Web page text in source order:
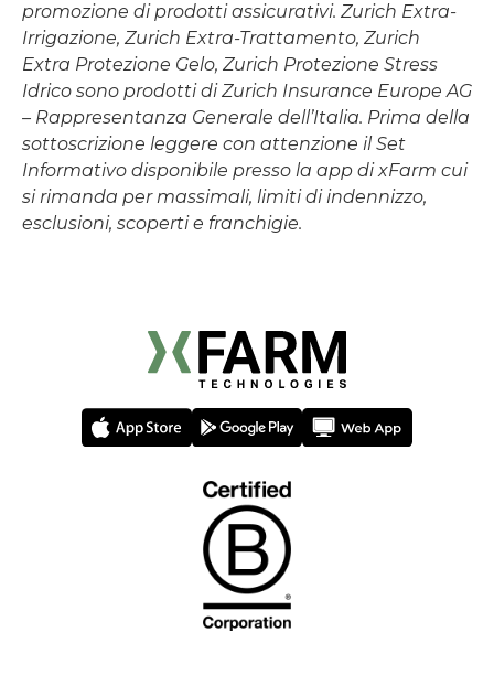
promozione di prodotti assicurativi. Zurich Extra-
Irrigazione, Zurich Extra-Trattamento, Zurich
Extra Protezione Gelo, Zurich Protezione Stress
Idrico sono prodotti di Zurich Insurance Europe AG
– Rappresentanza Generale dell’Italia. Prima della
sottoscrizione leggere con attenzione il Set
Informativo disponibile presso la app di xFarm cui
si rimanda per massimali, limiti di indennizzo,
esclusioni, scoperti e franchigie.